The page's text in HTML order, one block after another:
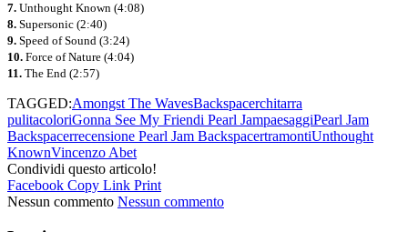
7. Unthought Known (4:08)
8. Supersonic (2:40)
9. Speed of Sound (3:24)
10. Force of Nature (4:04)
11. The End (2:57)
TAGGED:Amongst The WavesBackspacerchitarra
pulitacoloriGonna See My Friendi Pearl JampaesaggiPearl Jam
Backspacerrecensione Pearl Jam BackspacertramontiUnthought
KnownVincenzo Abet
Condividi questo articolo!
Facebook Copy Link Print
Nessun commento Nessun commento